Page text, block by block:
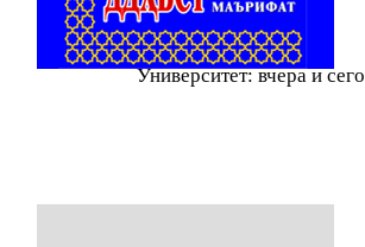
Университет: вчера и